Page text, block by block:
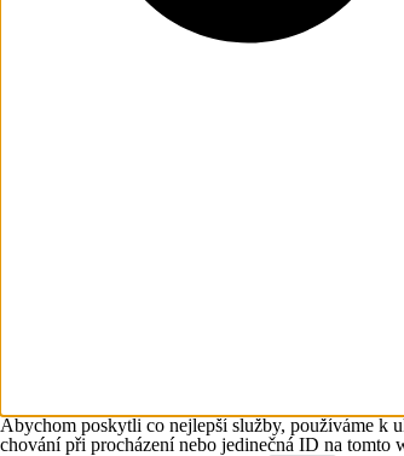
Abychom poskytli co nejlepší služby, používáme k
chování při procházení nebo jedinečná ID na tomto